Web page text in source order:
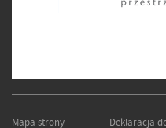
Mapa strony Deklaracja